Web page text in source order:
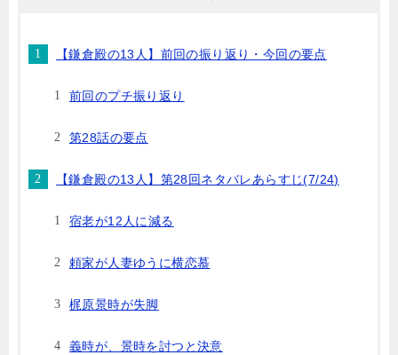
【鎌倉殿の13人】前回の振り返り・今回の要点
前回のプチ振り返り
第28話の要点
【鎌倉殿の13人】第28回ネタバレあらすじ(7/24)
宿老が12人に減る
頼家が人妻ゆうに横恋慕
梶原景時が失脚
義時が、景時を討つと決意